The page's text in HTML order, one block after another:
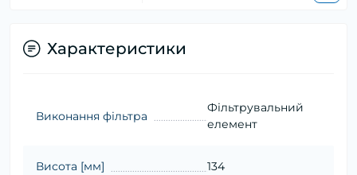
Характеристики
Виконання фільтра
Фільтрувальний
елемент
Висота [мм] 134